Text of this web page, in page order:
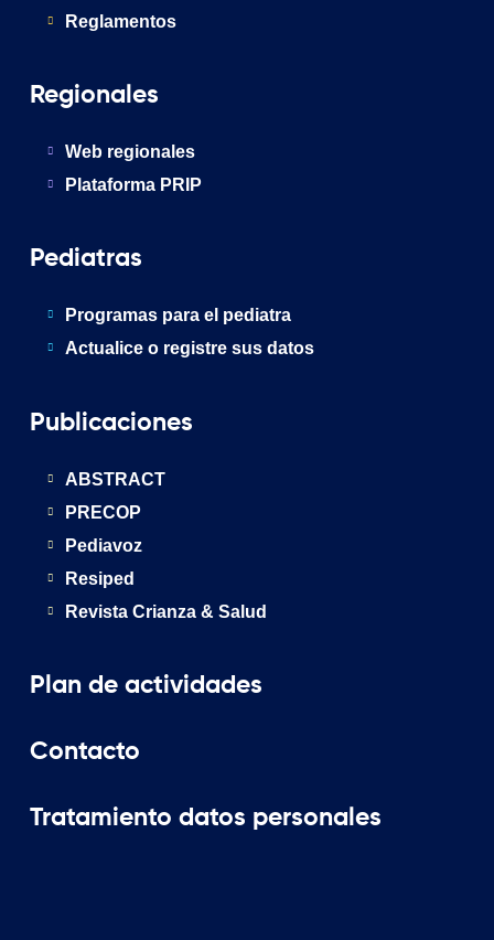
Reglamentos
Regionales
Web regionales
Plataforma PRIP
Pediatras
Programas para el pediatra
Actualice o registre sus datos
Publicaciones
ABSTRACT
PRECOP
Pediavoz
Resiped
Revista Crianza & Salud
Plan de actividades
Contacto
Tratamiento datos personales